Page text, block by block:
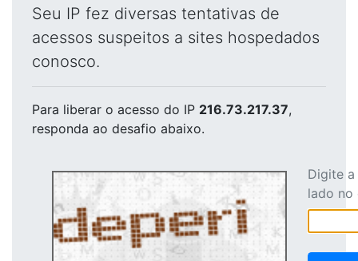
Seu IP fez diversas tentativas de
acessos suspeitos a sites hospedados
conosco.
Para liberar o acesso do IP 216.73.217.37,
responda ao desafio abaixo.
Digite
lado no